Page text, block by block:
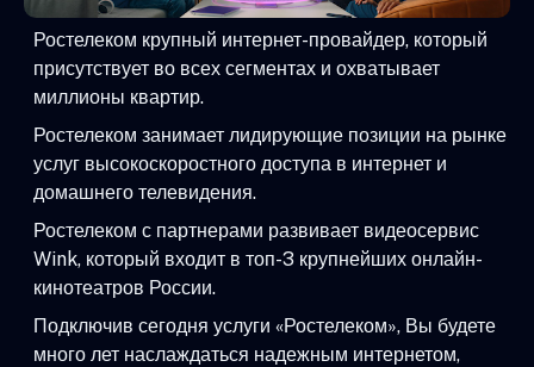
Ростелеком крупный интернет-провайдер, который
присутствует во всех сегментах и охватывает
миллионы квартир.
Ростелеком занимает лидирующие позиции на рынке
услуг высокоскоростного доступа в интернет и
домашнего телевидения.
Ростелеком с партнерами развивает видеосервис
Wink, который входит в топ-3 крупнейших онлайн-
кинотеатров России.
Подключив сегодня услуги «Ростелеком», Вы будете
много лет наслаждаться надежным интернетом,